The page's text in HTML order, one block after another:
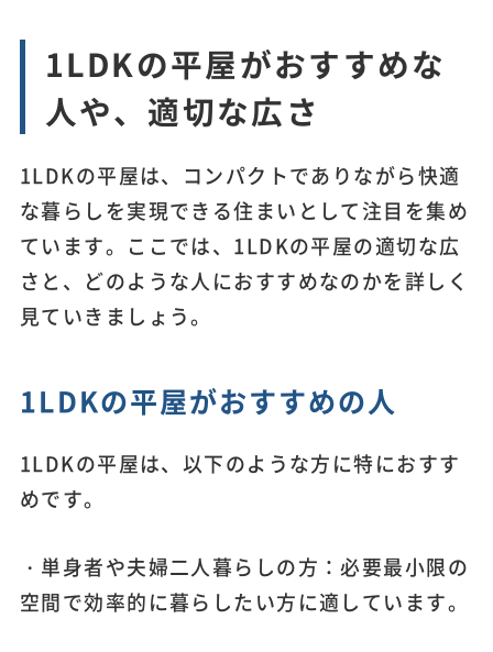
1LDKの平屋がおすすめな
人や、適切な広さ
1LDKの平屋は、コンパクトでありながら快適
な暮らしを実現できる住まいとして注目を集め
ています。ここでは、1LDKの平屋の適切な広
さと、どのような人におすすめなのかを詳しく
見ていきましょう。
1LDKの平屋がおすすめの人
1LDKの平屋は、以下のような方に特におすす
めです。
・単身者や夫婦二人暮らしの方：必要最小限の
空間で効率的に暮らしたい方に適しています。